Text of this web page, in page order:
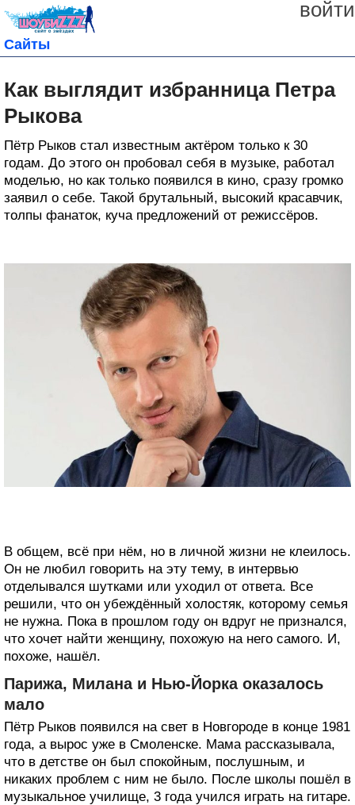
войти
Сайты
Как выглядит избранница Петра
Рыкова
Пётр Рыков стал известным актёром только к 30
годам. До этого он пробовал себя в музыке, работал
моделью, но как только появился в кино, сразу громко
заявил о себе. Такой брутальный, высокий красавчик,
толпы фанаток, куча предложений от режиссёров.
В общем, всё при нём, но в личной жизни не клеилось.
Он не любил говорить на эту тему, в интервью
отделывался шутками или уходил от ответа. Все
решили, что он убеждённый холостяк, которому семья
не нужна. Пока в прошлом году он вдруг не признался,
что хочет найти женщину, похожую на него самого. И,
похоже, нашёл.
Парижа, Милана и Нью-Йорка оказалось
мало
Пётр Рыков появился на свет в Новгороде в конце 1981
года, а вырос уже в Смоленске. Мама рассказывала,
что в детстве он был спокойным, послушным, и
никаких проблем с ним не было. После школы пошёл в
музыкальное училище, 3 года учился играть на гитаре.